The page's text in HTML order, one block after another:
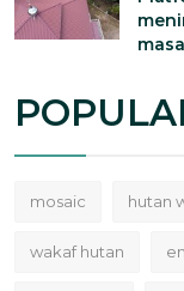
mosaic hutan
wakaf hutan